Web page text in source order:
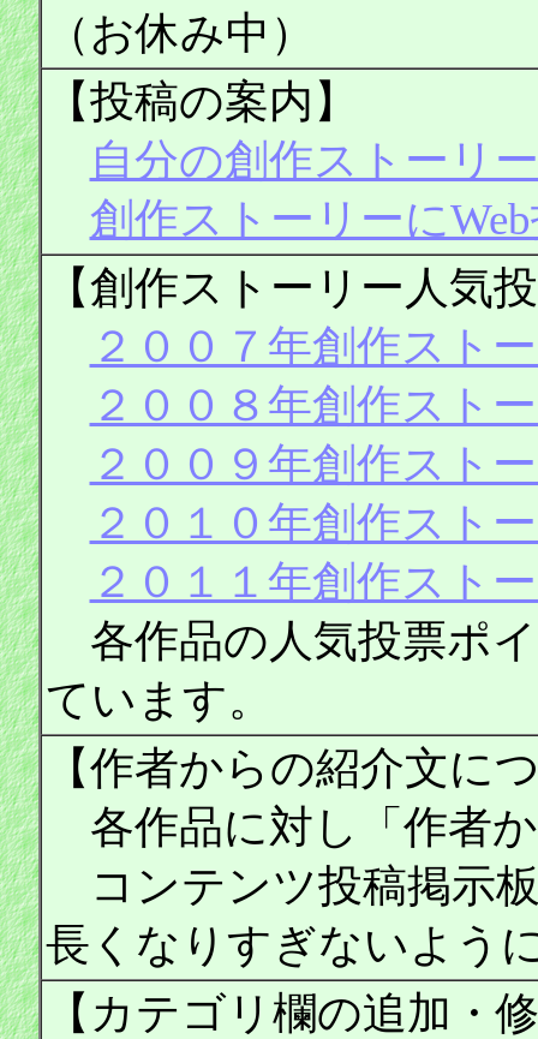
（お休み中）
【投稿の案内】
自分の創作ストーリ
創作ストーリーに
【創作ストーリー人気
２００７年創作スト
２００８年創作スト
２００９年創作スト
２０１０年創作スト
２０１１年創作スト
各作品の人気投票ポ
ています。
【作者からの紹介文に
各作品に対し「作者
コンテンツ投稿掲示
長くなりすぎないよう
【カテゴリ欄の追加・